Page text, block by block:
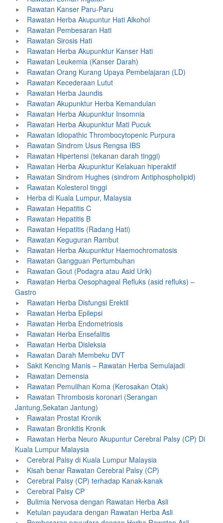
Rawatan Kanser Paru-Paru
Rawatan Herba Akupuntur Hati Alkohol
Rawatan Pembesaran Hati
Rawatan Sirosis Hati
Rawatan Herba Akupunktur Kanser Hati
Rawatan Leukemia (Kanser Darah)
Rawatan Orang Kurang Upaya Pembelajaran (LD)
Rawatan Kecederaan Lutut
Rawatan Herba Jaundis
Rawatan Akupunktur Herba Kemandulan
Rawatan Herba Akupunktur Insomnia
Rawatan Herba Akupunktur Mati Pucuk
Rawatan Idiopathic Thrombocytopenic Purpura
Rawatan Sindrom Usus Rengsa IBS
Rawatan Hipertensi (tekanan darah tinggi)
Rawatan Herba Akupunktur Kelakuan hiperaktif
Rawatan Sindrom Hughes (sindrom Antiphospholipid)
Rawatan Kolesterol tinggi
Herba di Kuala Lumpur, Malaysia
Rawatan Hepatitis C
Rawatan Hepatitis B
Rawatan Hepatitis (Radang Hati)
Rawatan Keguguran Rambut
Rawatan Herba Akupunktur Haemochromatosis
Rawatan Gangguan Pertumbuhan
Rawatan Gout (Podagra atau Asid Urik)
Rawatan Herba Oesophageal Refluks (asid refluks) –
Gastro
Rawatan Herba Disfungsi Erektil
Rawatan Herba Epilepsi
Rawatan Herba Endometriosis
Rawatan Herba Ensefalitis
Rawatan Herba Disleksia
Rawatan Darah Membeku DVT
Sakit Kencing Manis – Rawatan Herba Semulajadi
Rawatan Demensia
Rawatan Pemulihan Koma (Kerosakan Otak)
Rawatan Thrombosis koronari (Serangan
Jantung,Sekatan Jantung)
Rawatan Prostat Kronik
Rawatan Bronkitis Kronik
Rawatan Herba Neuro Akupuntur Cerebral Palsy (CP) Di
Kuala Lumpur Malaysia
Cerebral Palsy di Kuala Lumpur Malaysia
Kisah benar Rawatan Cerebral Palsy (CP)
Cerebral Palsy (CP) terhadap Kanak-kanak
Cerebral Palsy CP
Bulimia Nervosa dengan Rawatan Herba Asli
Ketulan payudara dengan Rawatan Herba Asli